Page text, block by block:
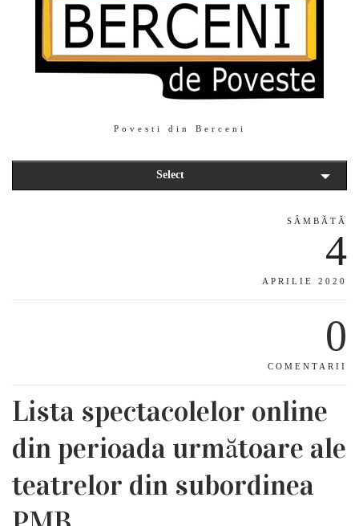
Povesti din Berceni
Select
SÂMBĂTĂ
4
APRILIE 2020
0
COMENTARII
Lista spectacolelor online
din perioada următoare ale
teatrelor din subordinea